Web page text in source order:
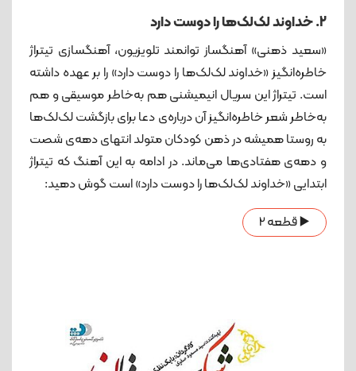
2. خداوند لک‌لک‌ها را دوست دارد
«سعید ذهنی» آهنگساز توانمند تلویزیون، آهنگسازی تیتراژ
خاطره‌انگیز «خداوند لک‌لک‌ها را دوست دارد» را بر عهده داشته
است. تیتراژ این سریال انیمیشنی هم به‌خاطر موسیقی و هم
به‌خاطر شعر خاطره‌انگیز آن درباره‌ی دعا برای بازگشت لک‌لک‌ها
به روستا همیشه در ذهن کودکان متولد انتهای دهه‌ی شصت
و دهه‌ی هفتادی‌ها می‌ماند. در ادامه به این آهنگ که تیتراژ
ابتدایی «خداوند لک‌لک‌ها را دوست دارد» است گوش دهید:
▶️ قطعه 2